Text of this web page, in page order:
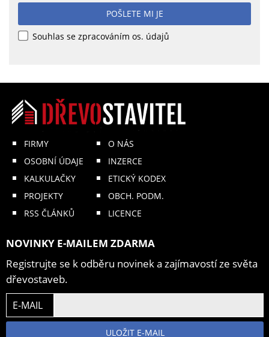
POŠLETE MI JE
Souhlas se zpracováním os. údajů
FIRMY
OSOBNÍ ÚDAJE
KALKULAČKY
PROJEKTY
RSS ČLÁNKŮ
O NÁS
INZERCE
ETICKÝ KODEX
OBCH. PODM.
LICENCE
NOVINKY E-MAILEM ZDARMA
Registrujte se k odběru novinek a zajímavostí ze světa
dřevostaveb.
E-MAIL
ULOŽIT E-MAIL